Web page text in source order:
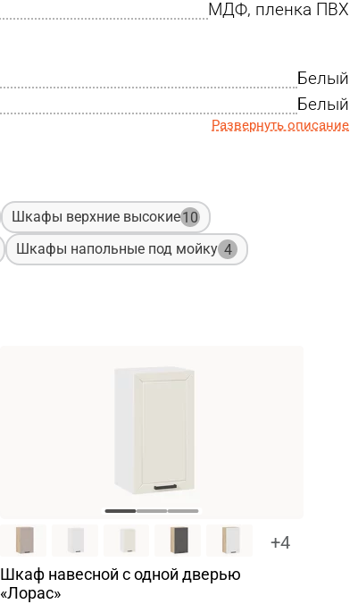
МДФ, пленка ПВХ
Белый
Белый
Развернуть описание
Шкафы верхние высокие10
Шкафы напольные под мойку 4
+4
Шкаф навесной c одной дверью
«Лорас»